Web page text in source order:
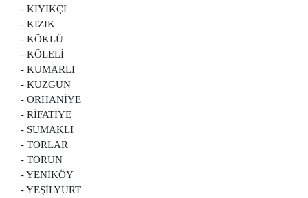
- KIYIKÇI
- KIZIK
- KÖKLÜ
- KÖLELİ
- KUMARLI
- KUZGUN
- ORHANİYE
- RİFATİYE
- SUMAKLI
- TORLAR
- TORUN
- YENİKÖY
- YEŞİLYURT